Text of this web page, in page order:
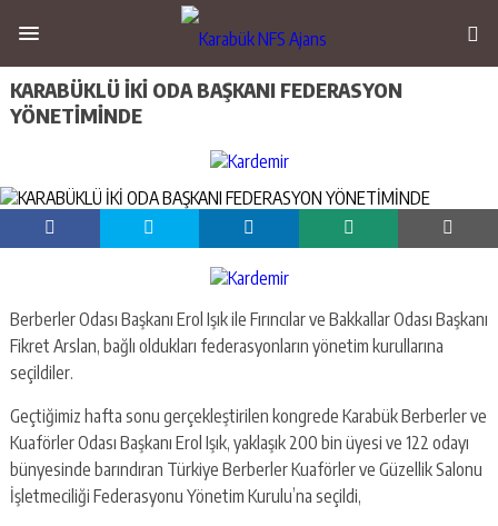
KARABÜKLÜ İKİ ODA BAŞKANI FEDERASYON
YÖNETİMİNDE
Berberler Odası Başkanı Erol Işık ile Fırıncılar ve Bakkallar Odası Başkanı
Fikret Arslan, bağlı oldukları federasyonların yönetim kurullarına
seçildiler.
Geçtiğimiz hafta sonu gerçekleştirilen kongrede Karabük Berberler ve
Kuaförler Odası Başkanı Erol Işık, yaklaşık 200 bin üyesi ve 122 odayı
bünyesinde barındıran Türkiye Berberler Kuaförler ve Güzellik Salonu
İşletmeciliği Federasyonu Yönetim Kurulu’na seçildi,